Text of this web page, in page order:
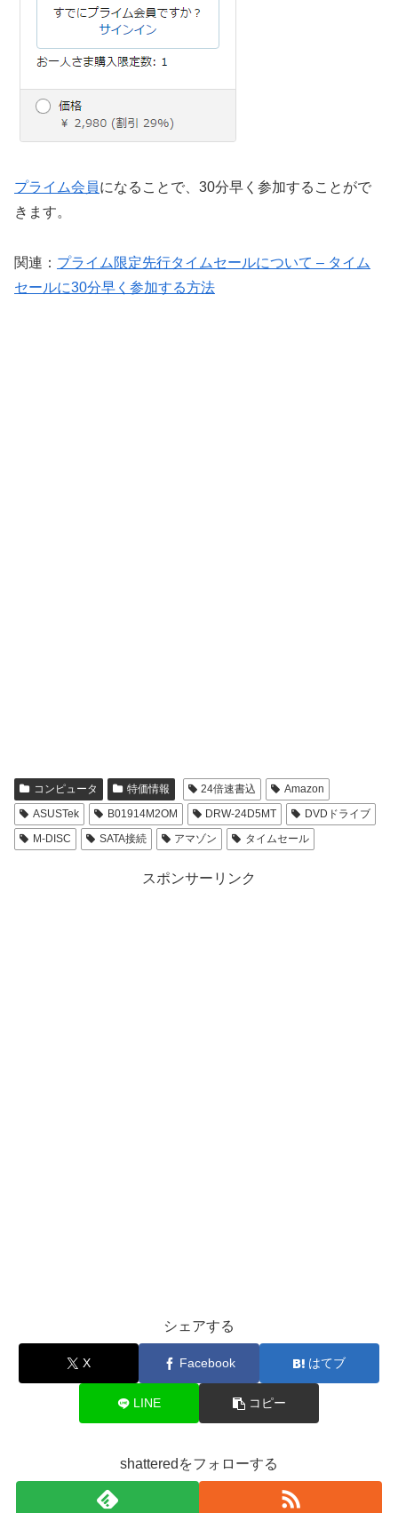
プライム会員になることで、30分早く参加することがで
きます。
関連： プライム限定先行タイムセールについて – タイム
セールに30分早く参加する方法
コンピュータ 特価情報 24倍速書込
Amazon
ASUSTek
B01914M2OM DRW-24D5MT
DVDドライブ
M-DISC
SATA接続 アマゾン タイムセール
スポンサーリンク
シェアする
X Facebook はてブ
LINE コピー
shatteredをフォローする